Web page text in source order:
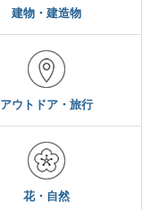
建物・建造物
アウトドア・旅行
花・自然